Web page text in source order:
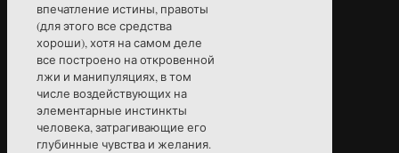
впечатление истины, правоты
(для этого все средства
хороши), хотя на самом деле
все построено на откровенной
лжи и манипуляциях, в том
числе воздействующих на
элементарные инстинкты
человека, затрагивающие его
глубинные чувства и желания.